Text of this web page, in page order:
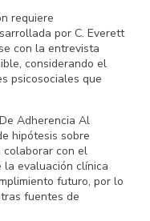
requiere
por C. Everett
con la entrevista
considerando el
psicosociales que
Adherencia Al
hipótesis sobre
colaborar con el
la evaluación clínica
futuro, por lo
fuentes de